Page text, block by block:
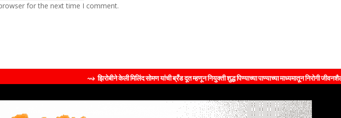
for the next time I comment.
⇝ झिरोबीने केली मिलिंद सोमण यांची ब्रँड दूत म्हणून नियुक्ती शुद्ध पिण्याच्या पाण्याच्या माध्यमातून निरोगी जीवनशैलीचा संदेश